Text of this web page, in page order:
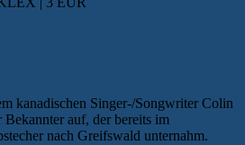
kanadischen Singer-/Songwriter Colin
auf, der bereits im
nach Greifswald unternahm.